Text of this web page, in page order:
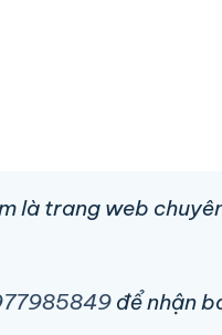
là trang web
để nhận